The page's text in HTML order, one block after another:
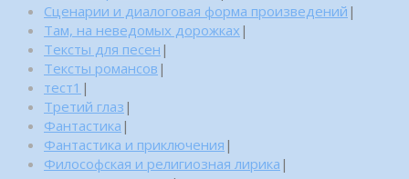
Сценарии и диалоговая форма произведений |
Там, на неведомых дорожках |
Тексты для песен |
Тексты романсов |
тест1 |
Третий глаз |
Фантастика |
Фантастика и приключения |
Философская и религиозная лирика |